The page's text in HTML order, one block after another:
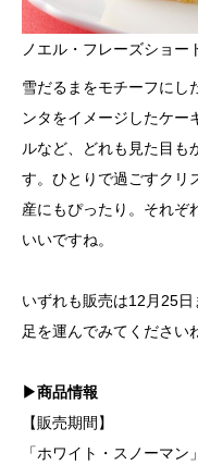
ノエル・フレーズショー
雪だるまをモチーフにし
ンタをイメージしたケー
ルなど、どれも見た目も
す。ひとりで過ごすクリ
産にもぴったり。それぞ
いいですね。
いずれも販売は12月25
足を運んでみてください
▶商品情報
【販売期間】
「ホワイト・スノーマ